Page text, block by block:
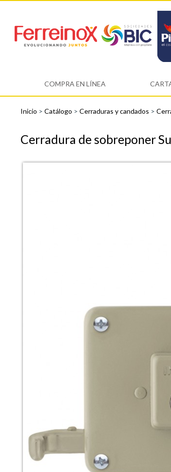
COMPRA EN LÍNEA
Inicio > Catálogo > Cerraduras y candados >
Cerradura de sobreponer